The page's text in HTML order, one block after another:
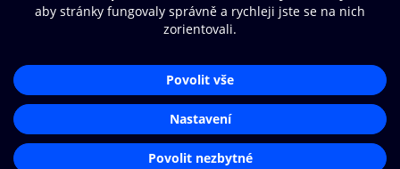
© O2 Czech Republic a.s.
Přístupnost
Zásady zpracování osobních údajů
Nastavení cookies
Aplikace O2 Knihovna
Čti a poslouchej své e-knihy a
audioknihy rychleji a pohodlněji.